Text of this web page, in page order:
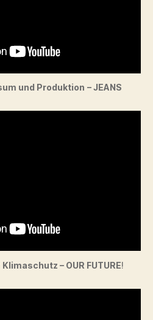
und Produktion – JEANS
– OUR FUTURE!